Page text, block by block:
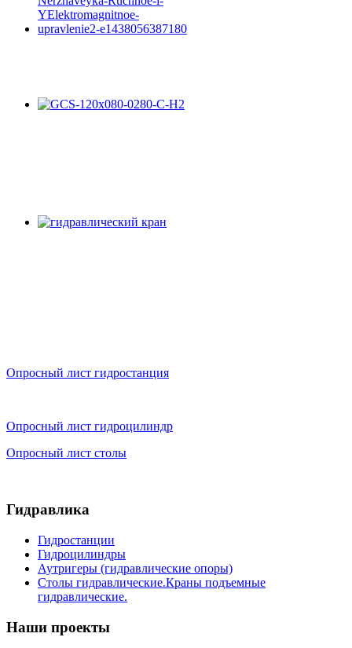
Опросный лист гидростанция
Опросный лист гидроцилиндр
Опросный лист столы
Гидравлика
Гидростанции
Гидроцилиндры
Аутригеры (гидравлические опоры)
Столы гидравлические.Краны подъемные
гидравлические.
Наши проекты